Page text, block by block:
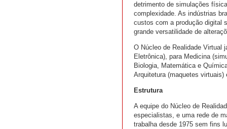
detrimento de simulações
complexidade. As indústrias
custos com a produção digital
grande versatilidade de
O Núcleo de Realidade Virtual
Eletrônica), para Medicina
Biologia, Matemática e
Arquitetura (maquetes
Estrutura
A equipe do Núcleo de
especialistas, e uma rede de
trabalha desde 1975 sem fins